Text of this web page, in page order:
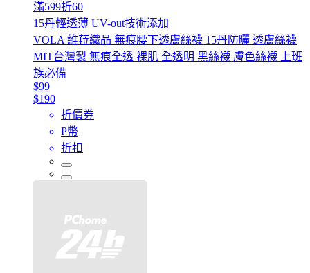
滿599折60
15丹輕透薄 UV-out技術添加
VOLA 維菈織品 無痕腰下透膚絲襪 15丹防曬 透膚絲襪
MIT台灣製 無痕全透 裸肌 全透明 黑絲襪 膚色絲襪 上班
族必備
$99
$190
折價券
P幣
折扣